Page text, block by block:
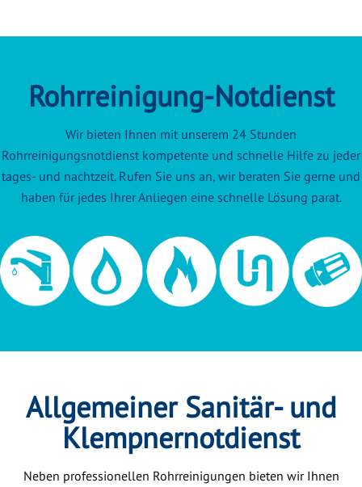
Rohrreinigung-Notdienst
Wir bieten Ihnen mit unserem 24 Stunden
Rohrreinigungsnotdienst kompetente und schnelle Hilfe zu jeder
tages- und nachtzeit. Rufen Sie uns an, wir beraten Sie gerne und
haben für jedes Ihrer Anliegen eine schnelle Lösung parat.
Allgemeiner Sanitär- und
Klempnernotdienst
Neben professionellen Rohrreinigungen bieten wir Ihnen